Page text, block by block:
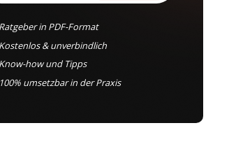
Ratgeber in PDF-Format
Kostenlos & unverbindlich
Know-how und Tipps
100% umsetzbar in der Praxis